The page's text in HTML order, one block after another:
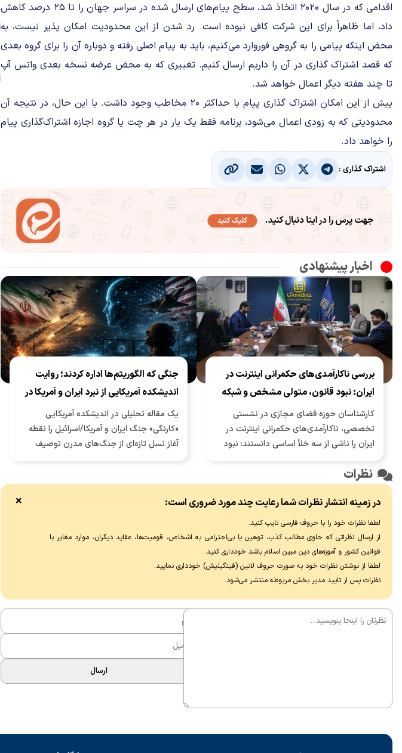
اقدامی که در سال ۲۰۲۰ اتخاذ شد، سطح پیام‌های ارسال شده در سراسر جهان را تا ۲۵ درصد کاهش
داد، اما ظاهراً برای این شرکت کافی نبوده است. رد شدن از این محدودیت امکان پذیر نیست، به
محض اینکه پیامی را به گروهی فوروارد می‌کنیم، باید به پیام اصلی رفته و دوباره آن را برای گروه بعدی
که قصد اشتراک گذاری در آن را داریم ارسال کنیم. تغییری که به محض عرضه نسخه بعدی واتس آپ
تا چند هفته دیگر اعمال خواهد شد.
پیش از این امکان اشتراک گذاری پیام با حداکثر ۲۰ مخاطب وجود داشت. با این حال، در نتیجه آن
محدودیتی که به زودی اعمال می‌شود، برنامه فقط یک بار در هر چت یا گروه اجازه اشتراک‌گذاری پیام
را خواهد داد.
اشتراک گذاری :
اخبار پیشنهادی
بررسی ناکارآمدی‌های حکمرانی اینترنت در
ایران: نبود قانون، متولی مشخص و شبکه
ملی اطلاعات ناقص
کارشناسان حوزه فضای مجازی در نشستی
تخصصی، ناکارآمدی‌های حکمرانی اینترنت در
ایران را ناشی از سه خلأ اساسی دانستند: نبود
برای فضای سایبر، و تکمیل‌نبودن زیرساخت
اینترنت بین‌الملل در شرایط بحرانی، از ضربه به
پنج حوزه اقتصادی شامل استارت‌آپ‌ها، ارز
دیجیتال و صادرات خدمات فریلنسری خبر داده
و تأکید کردند که با وجود نخبگان توانمند
داخلی، مشکل اصلی «عدم اراده و عزم» است، نه
کمبود دانش فنی. در همین حال، پژوهشگر
ارتباطی با مردم» و «خودزنی ارتباطی» نظیر
پیامک‌های ناهماهنگ توصیف کرد.
جنگی که الگوریتم‌ها اداره کردند؛ روایت
اندیشکده آمریکایی از نبرد ایران و آمریکا در
عصر هوش مصنوعی
یک مقاله تحلیلی در اندیشکده آمریکایی
«کارنگی» جنگ ایران و آمریکا/اسرائیل را نقطه
آغاز نسل تازه‌ای از جنگ‌های مدرن توصیف
سامانه‌های هوش مصنوعی آمریکایی، همزمان
آمریکا برای مقابله با پهپادهای چندده‌هزار دلاری
دلاری شد و در سوی مقابل، پنتاگون با کمک
شناسایی و بمباران کند.
نظرات
در زمینه انتشار نظرات شما رعایت چند مورد ضروری است:
لطفا نظرات خود را با حروف فارسی تایپ کنید.
از ارسال نظراتی که حاوی مطالب کذب، توهین یا بی‌احترامی به اشخاص، قومیت‌ها، عقاید دیگران، موارد مغایر با
قوانین کشور و آموزه‌های دین مبین اسلام باشد خودداری کنید.
لطفا از نوشتن نظرات خود به صورت حروف لاتین (فینگیلیش) خودداری نماييد.
نظرات پس از تایید مدیر بخش مربوطه منتشر می‌شود.
×
ارسال